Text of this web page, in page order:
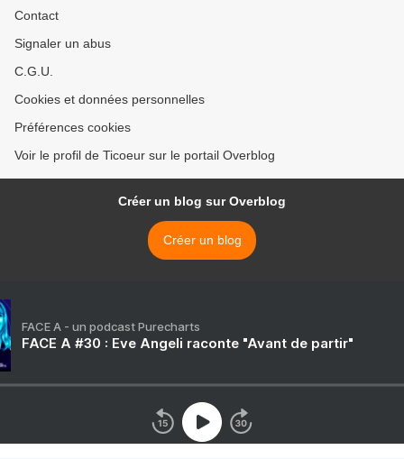
Contact
Signaler un abus
C.G.U.
Cookies et données personnelles
Préférences cookies
Voir le profil de Ticoeur sur le portail Overblog
Créer un blog sur Overblog
Créer un blog
FACE A - un podcast Purecharts
FACE A #30 : Eve Angeli raconte "Avant de partir"